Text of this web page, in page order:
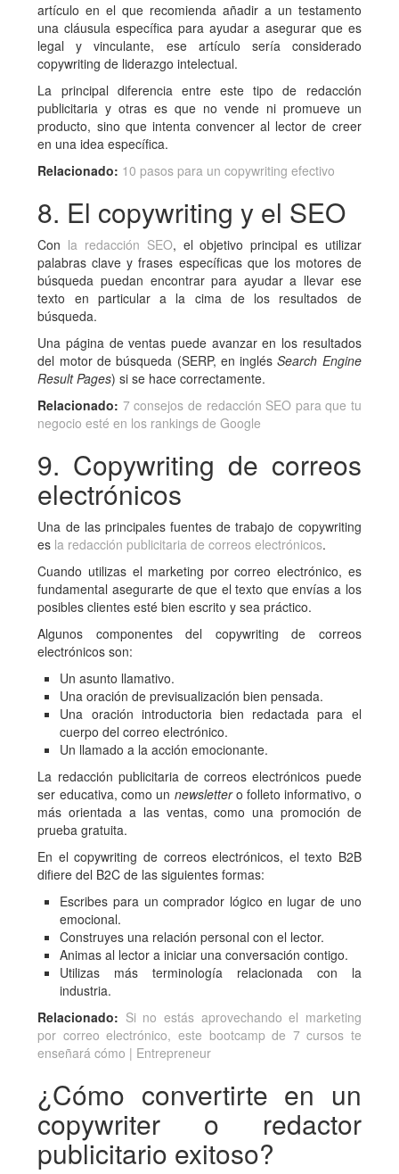
artículo en el que recomienda añadir a un testamento
una cláusula específica para ayudar a asegurar que es
legal y vinculante, ese artículo sería considerado
copywriting de liderazgo intelectual.
La principal diferencia entre este tipo de redacción
publicitaria y otras es que no vende ni promueve un
producto, sino que intenta convencer al lector de creer
en una idea específica.
Relacionado: 10 pasos para un copywriting efectivo
8. El copywriting y el SEO
Con la redacción SEO, el objetivo principal es utilizar
palabras clave y frases específicas que los motores de
búsqueda puedan encontrar para ayudar a llevar ese
texto en particular a la cima de los resultados de
búsqueda.
Una página de ventas puede avanzar en los resultados
del motor de búsqueda (SERP, en inglésSearch Engine
Result Pages) si se hace correctamente.
Relacionado: 7 consejos de redacción SEO para que tu
negocio esté en los rankings de Google
9. Copywriting de correos
electrónicos
Una de las principales fuentes de trabajo de copywriting
es la redacción publicitaria de correos electrónicos.
Cuando utilizas el marketing por correo electrónico, es
fundamental asegurarte de que el texto que envías a los
posibles clientes esté bien escrito y sea práctico.
Algunos componentes del copywriting de correos
electrónicos son:
Un asunto llamativo.
Una oración de previsualización bien pensada.
Una oración introductoria bien redactada para el
cuerpo del correo electrónico.
Un llamado a la acción emocionante.
La redacción publicitaria de correos electrónicos puede
ser educativa, como un newslettero folleto informativo, o
más orientada a las ventas, como una promoción de
prueba gratuita.
En el copywriting de correos electrónicos, el texto B2B
difiere del B2C de las siguientes formas:
Escribes para un comprador lógico en lugar de uno
emocional.
Construyes una relación personal con el lector.
Animas al lector a iniciar una conversación contigo.
Utilizas más terminología relacionada con la
industria.
Relacionado: Si no estás aprovechando el marketing
por correo electrónico, este bootcamp de 7 cursos te
enseñará cómo | Entrepreneur
¿Cómo convertirte en un
copywriter o redactor
publicitario exitoso?